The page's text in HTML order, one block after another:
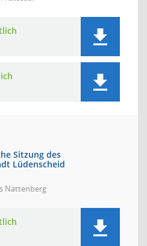
Sitzung des
Lüdenscheid
Nattenberg